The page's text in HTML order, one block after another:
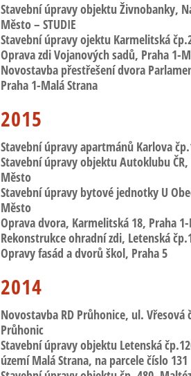
Stavební úpravy objektu Živnobanky,
Město – STUDIE
Stavební úpravy ojektu Karmelitská
Oprava zdi Vojanových sadů, Praha 1-
Novostavba přestřešení dvora
Praha 1-Malá Strana
2015
Stavební úpravy apartmánů Karlova
Stavební úpravy objektu Autoklubu ČR,
Město
Stavební úpravy bytové jednotky U
Město
Oprava dvora, Karmelitská 18, Praha
Rekonstrukce ohradní zdi, Letenská
Opravy fasád a dvorů škol, Praha 5
2014
Novostavba RD Průhonice, ul. Vřesová
Průhonic
Stavební úpravy objektu Letenská
území Malá Strana, na parcele číslo 131